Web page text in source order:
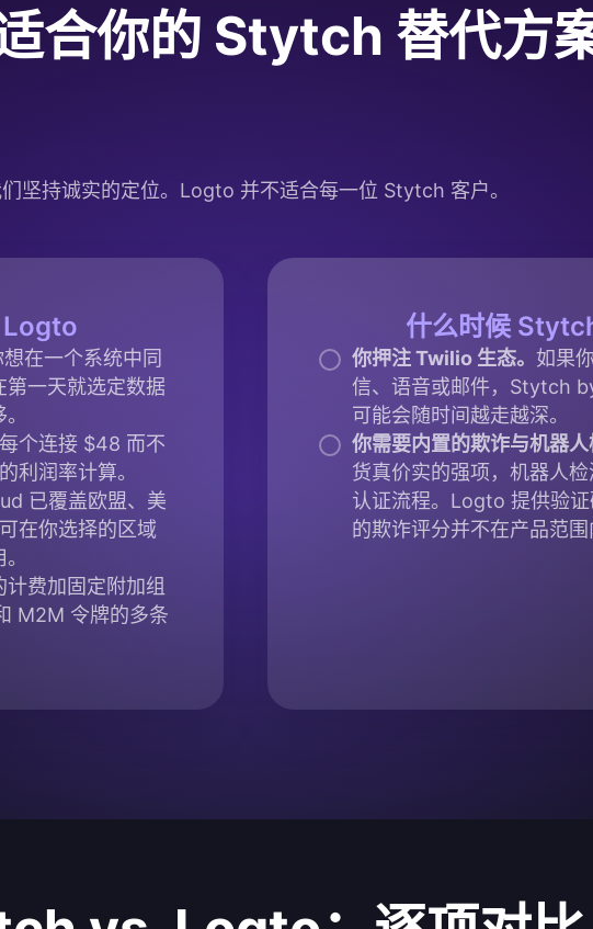
合你的 Stytch 替代方
坚持诚实的定位。Logto 并不适合每一位 Stytch 客户。
Logto
想在一个系统中同
第一天就选定数据
个连接 $48 而不
利润率计算。
已覆盖欧盟、美
在你选择的区域
计费加固定附加组
M2M 令牌的多条
什么时候
你押注 Twilio 生态。 如果
信、语音或邮件，Stytch
可能会随时间越走越深。
你需要内置的欺诈与机器人
货真价实的强项，机器人
认证流程。Logto 提供验
的欺诈评分并不在产品范围